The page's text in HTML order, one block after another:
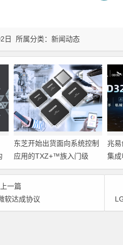
日 所属分类： 新闻动态
东芝开始出货面向系统控制
应用的TXZ+™族入门级
M4V组（搭载Arm
Cortex‑M4内核的标准微控
制器）工程样品
兆
集
能
一篇
软达成协议